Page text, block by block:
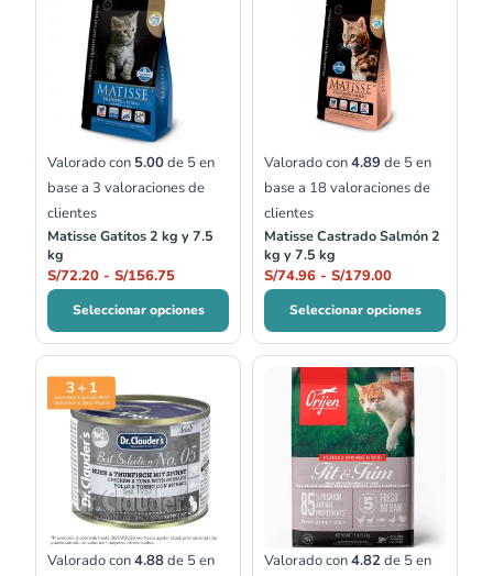
Valorado con 5.00de 5 en
base a 3 valoraciones de
clientes
Matisse Gatitos 2 kg y 7.5
kg
S/72.20 - S/156.75
S/156.75
Seleccionar opciones
Valorado con4.89 de 5 en
base a 18valoraciones de
clientes
Matisse Castrado Salmón 2
kg y 7.5 kg
S/74.96 - S/179.00
S/179.00
Seleccionar opciones
Valorado con4.88de 5 en
de
precios:
desde
S/13.00
hasta
S/23.00
Valorado con4.82de 5 en
Rango
de
precios:
desde
hasta
S/335.00